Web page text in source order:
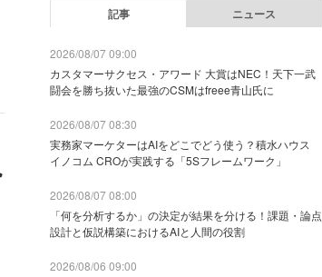
記事 ニュース
2026/08/07 09:00
カスタマーサクセス・アワード 大賞はNEC！天下一武
闘会を勝ち抜いた最強のCSMはfreee青山氏に
2026/08/07 08:30
実務家マーケターはAIをどこでどう使う？積水ハウス
イノコム CROが実践する「5Sフレームワーク」
2026/08/07 08:00
「何を分析するか」の決定が結果を分ける！課題・論点
設計と仮説構築におけるAIと人間の役割
2026/08/06 09:00